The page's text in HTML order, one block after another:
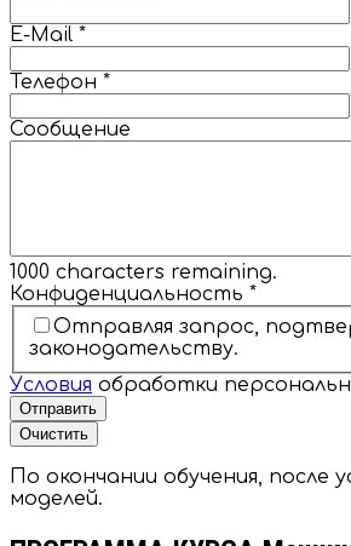
E-Mail *
Телефон *
Сообщение
1000 characters remaining.
Конфиденциальность *
Отправляя запрос,
законодательству.
Условия обработки
Отправить
Очистить
По окончании обучения,
моделей.